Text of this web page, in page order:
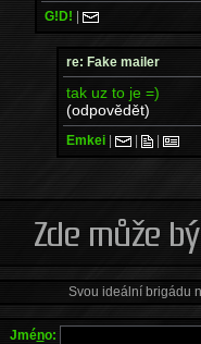
G!D! |
re: Fake mailer
tak uz to je =)
(odpovědět)
Emkei | | |
Svou ideální brigádu
Jméno: